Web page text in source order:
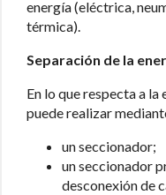
energía (eléctrica,
térmica).
Separación de la
En lo que respecta a
puede realizar
un seccionador;
un seccionador
desconexión de